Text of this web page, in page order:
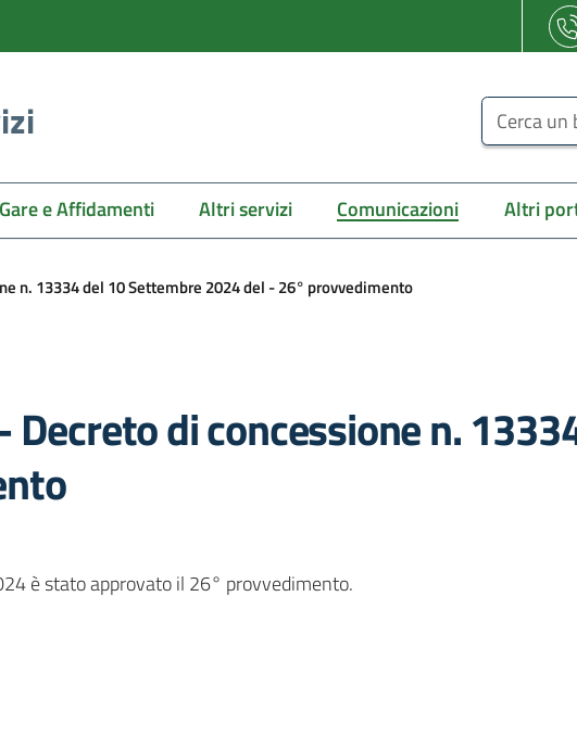
Cerca un
Gare e Affidamenti Altri servizi Comunicazioni Altri
n. 13334 del 10 Settembre 2024 del - 26° provvedimento
Decreto di concessione n.
è stato approvato il 26° provvedimento.